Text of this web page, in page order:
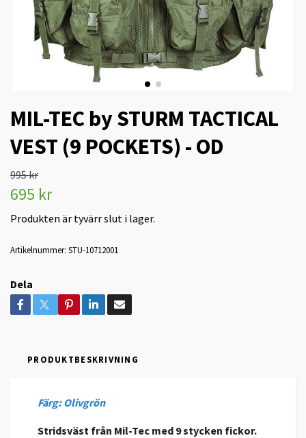
MIL-TEC by STURM TACTICAL
VEST (9 POCKETS) - OD
995 kr
695 kr
Produkten är tyvärr slut i lager.
Artikelnummer: STU-10712001
Dela
PRODUKTBESKRIVNING
Färg: Olivgrön
Stridsväst från Mil-Tec med 9 stycken fickor.